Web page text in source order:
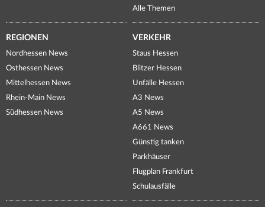
Alle Themen
REGIONEN
Nordhessen News
Osthessen News
Mittelhessen News
Rhein-Main News
Südhessen News
VERKEHR
Staus Hessen
Blitzer Hessen
Unfälle Hessen
A3 News
A5 News
A661 News
Günstig tanken
Parkhäuser
Flugplan Frankfurt
Schulausfälle